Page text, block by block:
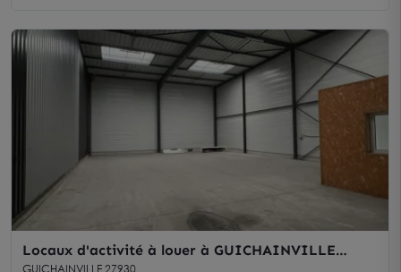
Locaux d'activité à louer à GUICHAINVILLE
27930
GUICHAINVILLE 27930